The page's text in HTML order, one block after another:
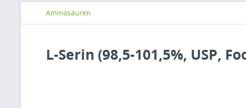
Aminosäuren
L-Serin (98,5-101,5%, USP,